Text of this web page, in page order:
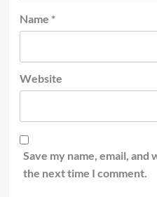
Name *
Website
Save my name, email,
the next time I comment.